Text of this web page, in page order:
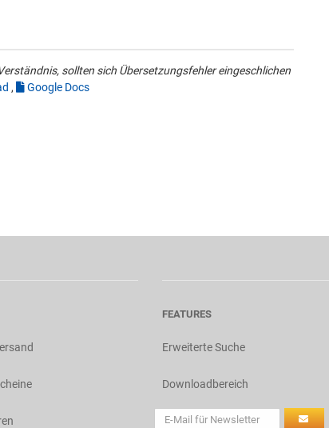
sollten sich Übersetzungsfehler eingeschlichen
, Google Docs
FEATURES
Erweiterte Suche
Downloadbereich